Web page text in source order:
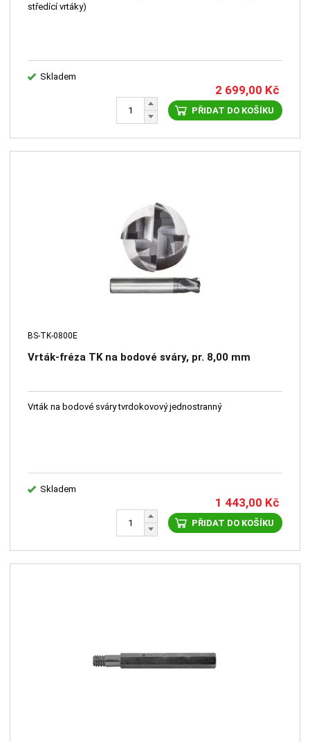
středící vrtáky)
Skladem
2 699,00 Kč
PŘIDAT DO KOŠÍKU
BS-TK-0800E
Vrták-fréza TK na bodové sváry, pr. 8,00 mm
Vrták na bodové sváry tvrdokovový jednostranný
Skladem
1 443,00 Kč
PŘIDAT DO KOŠÍKU